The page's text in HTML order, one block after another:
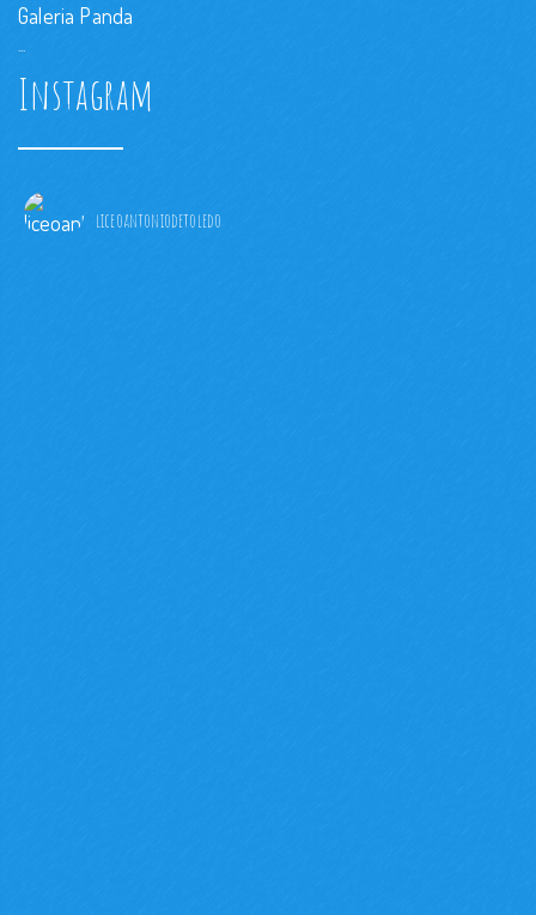
Galeria Panda
Instagram
liceoantoniodetoledo